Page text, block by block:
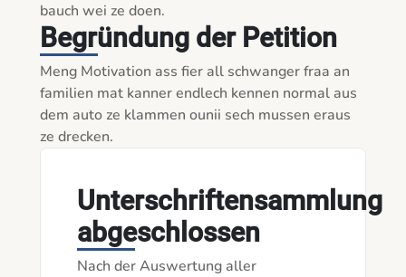
bauch wei ze doen.
Begründung der Petition
Meng Motivation ass fier all schwanger fraa an
familien mat kanner endlech kennen normal aus
dem auto ze klammen ounii sech mussen eraus
ze drecken.
Unterschriftensammlung
abgeschlossen
Nach der Auswertung aller